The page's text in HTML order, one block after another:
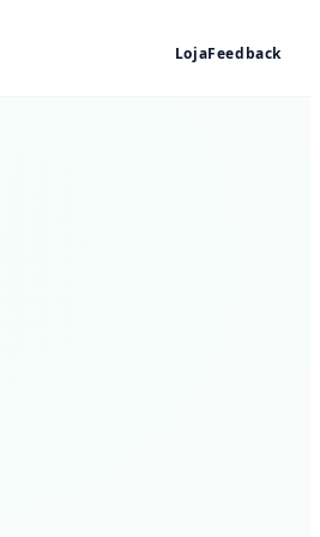
LojaFeedback